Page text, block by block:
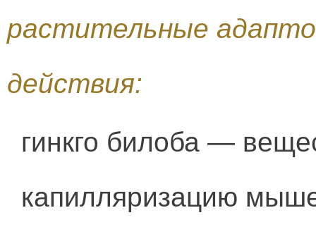
растительные
действия:
гинкго билоба —
капилляризацию